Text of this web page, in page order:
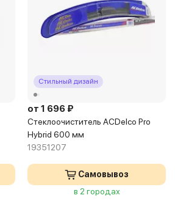
Стильный дизайн
от 1 696 ₽
Стеклоочиститель ACDelco Pro
Hybrid 600 мм
19351207
Самовывоз
в 2 городах